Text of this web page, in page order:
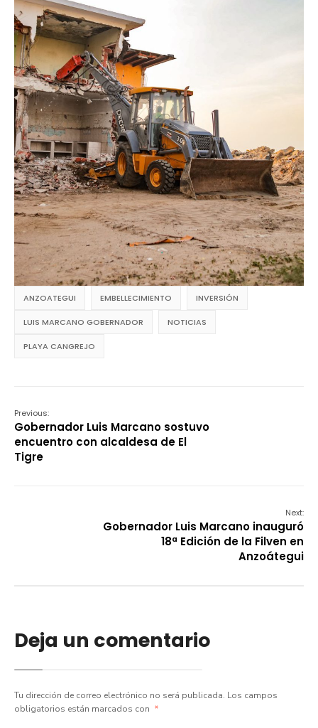
ANZOATEGUI EMBELLECIMIENTO INVERSIÓN
LUIS MARCANO GOBERNADOR NOTICIAS
PLAYA CANGREJO
Previous:
Gobernador Luis Marcano sostuvo
encuentro con alcaldesa de El
Tigre
Next:
Gobernador Luis Marcano inauguró
18ª Edición de la Filven en
Anzoátegui
Deja un comentario
Tu dirección de correo electrónico no será publicada. Los campos
obligatorios están marcados con *